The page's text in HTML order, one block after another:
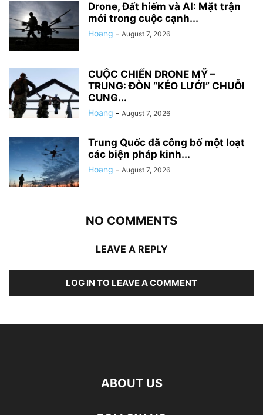
Drone, Đất hiếm và AI: Mặt trận
mới trong cuộc cạnh...
Hoang - August 7, 2026
CUỘC CHIẾN DRONE MỸ –
TRUNG: ĐÒN “KÉO LƯỚI” CHUỖI
CUNG...
Hoang - August 7, 2026
Trung Quốc đã công bố một loạt
các biện pháp kinh...
Hoang - August 7, 2026
NO COMMENTS
LEAVE A REPLY
LOG IN TO LEAVE A COMMENT
ABOUT US